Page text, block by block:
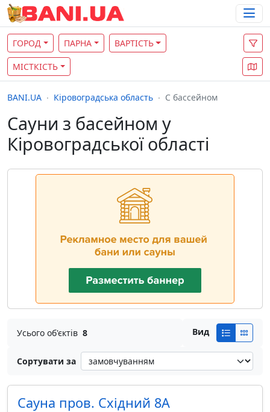
ГОРОД ПАРНА ВАРТІСТЬ
МІСТКІСТЬ
BANI.UA Кіровоградська область С бассейном
Сауни з басейном у
Кіровоградської області
Усього об'єктів 8 Вид
Сортувати за
Сауна пров. Східний 8А